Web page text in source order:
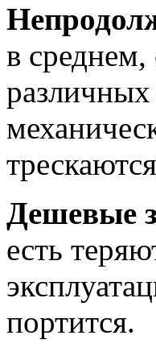
в
Дешевые
есть
портится.